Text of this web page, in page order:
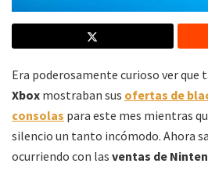
Era poderosamente curioso ver que
Xbox mostraban sus ofertas de
consolas para este mes mientras
silencio un tanto incómodo. Ahora
ocurriendo con las ventas de